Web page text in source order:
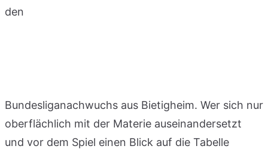
den
Bundesliganachwuchs aus Bietigheim. Wer sich nur
oberflächlich mit der Materie auseinandersetzt
und vor dem Spiel einen Blick auf die Tabelle